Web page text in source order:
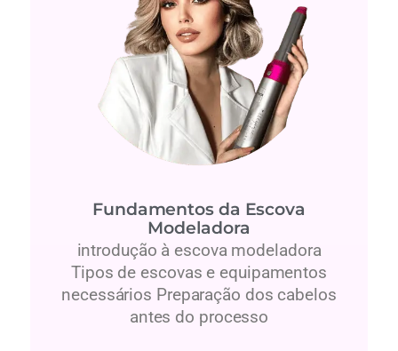
Fundamentos da Escova
Modeladora
introdução à escova modeladora
Tipos de escovas e equipamentos
necessários Preparação dos cabelos
antes do processo